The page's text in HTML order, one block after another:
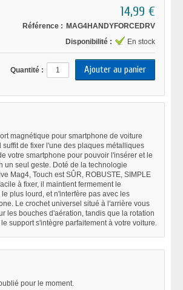
14,99 €
Référence : MAG4HANDYFORCEDRV
Disponibilité :
En stock
Quantité :
magnétique pour smartphone de voiture
suffit de fixer l'une des plaques métalliques
votre smartphone pour pouvoir l'insérer et le
un seul geste. Doté de la technologie
Mag4, Touch est SÛR, ROBUSTE, SIMPLE
à fixer, il maintient fermement le
plus lourd, et n'interfère pas avec les
Le crochet universel situé à l'arrière vous
les bouches d'aération, tandis que la rotation
support s'intègre parfaitement à votre voiture.
pour le moment.